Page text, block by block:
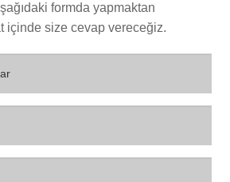
formda yapmaktan
içinde size cevap vereceğiz.